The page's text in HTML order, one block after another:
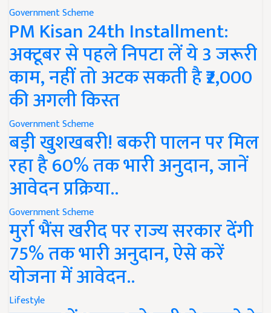
Government Scheme
PM Kisan 24th Installment:
अक्टूबर से पहले निपटा लें ये 3 जरूरी
काम, नहीं तो अटक सकती है ₹2,000
की अगली किस्त
Government Scheme
बड़ी खुशखबरी! बकरी पालन पर मिल
रहा है 60% तक भारी अनुदान, जानें
आवेदन प्रक्रिया..
Government Scheme
मुर्रा भैंस खरीद पर राज्य सरकार देंगी
75% तक भारी अनुदान, ऐसे करें
योजना में आवेदन..
Lifestyle